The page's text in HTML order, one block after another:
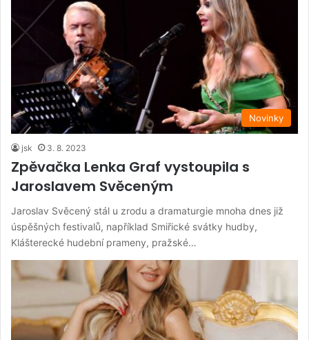
Novinky
jsk 3. 8. 2023
Zpěvačka Lenka Graf vystoupila s
Jaroslavem Svěceným
Jaroslav Svěcený stál u zrodu a dramaturgie mnoha dnes již
úspěšných festivalů, například Smiřické svátky hudby,
Klášterecké hudební prameny, pražské…